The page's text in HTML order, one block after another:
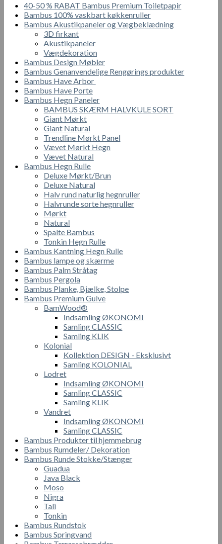
kan
vælges
varesiden
40-50 % RABAT Bambus Premium Toiletpapir
Bambus 100% vaskbart køkkenruller
Bambus Akustikpaneler og Vægbeklædning
3D firkant
Akustikpaneler
Vægdekoration
Bambus Design Møbler
Bambus Genanvendelige Rengørings produkter
Bambus Have Arbor
Bambus Have Porte
Bambus Hegn Paneler
BAMBUS SKÆRM HALVKULE SORT
Giant Mørkt
Giant Natural
Trendline Mørkt Panel
Vævet Mørkt Hegn
Vævet Natural
Bambus Hegn Rulle
Deluxe Mørkt/Brun
Deluxe Natural
Halv rund naturlig hegnruller
Halvrunde sorte hegnruller
Mørkt
Natural
Spalte Bambus
Tonkin Hegn Rulle
Bambus Kantning Hegn Rulle
Bambus lampe og skærme
Bambus Palm Stråtag
Bambus Pergola
Bambus Planke, Bjælke, Stolpe
Bambus Premium Gulve
BamWood®
Indsamling ØKONOMI
Samling CLASSIC
Samling KLIK
Kolonial
Kollektion DESIGN - Eksklusivt
Samling KOLONIAL
Lodret
Indsamling ØKONOMI
Samling CLASSIC
Samling KLIK
Vandret
Indsamling ØKONOMI
Samling CLASSIC
Bambus Produkter til hjemmebrug
Bambus Rumdeler/ Dekoration
Bambus Runde Stokke/Stænger
Guadua
Java Black
Moso
Nigra
Tali
Tonkin
Bambus Rundstok
Bambus Springvand